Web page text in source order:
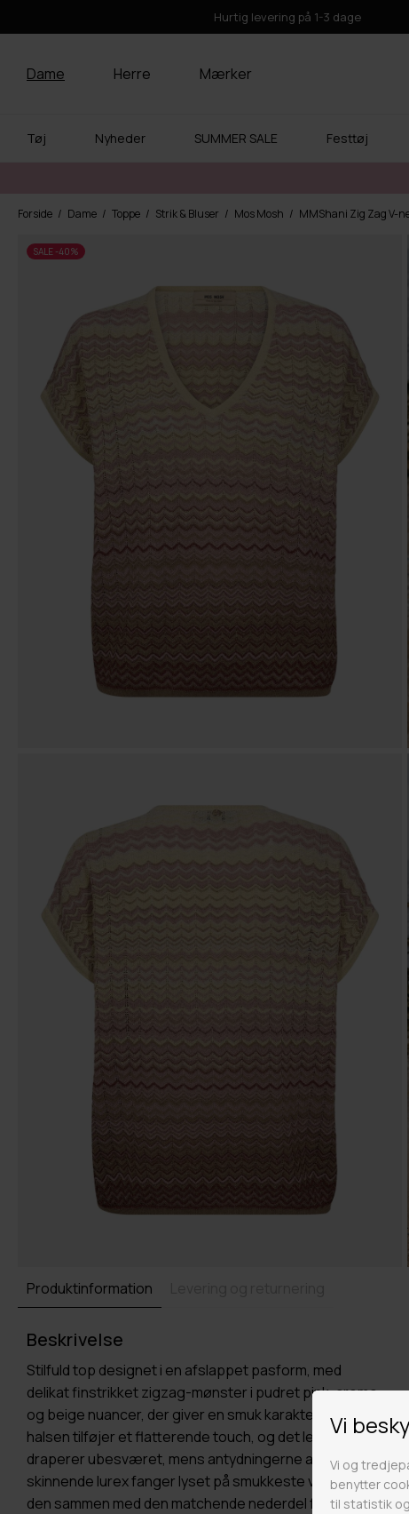
Hurtig levering på 1-3 dage
Dame Herre Mærker
Tøj Nyheder SUMMER SALE Festtøj
Forside Dame Toppe Strik & Bluser Mos Mosh MMShani Zig Zag V-
SALE -40%
Produktinformation
Beskrivelse
Stilfuld top designet i en afslappet pasform, med
delikat finstrikket zigzag-mønster i pudret pink, creme
og beige nuancer, der giver en smuk karakter. V-
halsen tilføjer et flatterende touch, og det lette stof
draperer ubesværet, mens antydningerne af
skinnende lurex fanger lyset på smukkeste vis. Sæt
den sammen med den matchende nederdel for et